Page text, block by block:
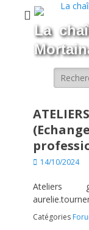
La
Posted
14/10/2024
Ateliers
Catégories